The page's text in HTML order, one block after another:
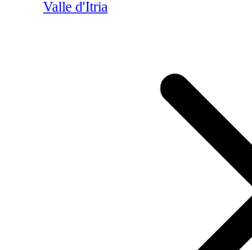
Valle d'Itria